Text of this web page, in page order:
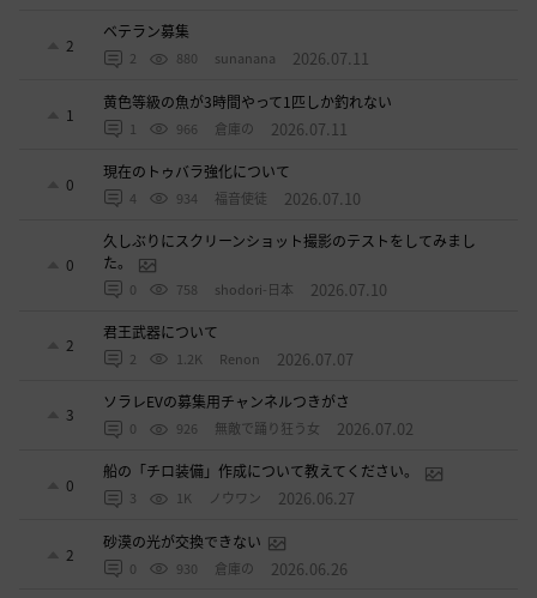
2
ベテラン募集
2 880 sunanana 2026.07.11
1
黄色等級の魚が3時間やって1匹しか釣れない
1 966 倉庫の 2026.07.11
0
現在のトゥバラ強化について
4 934 福音使徒 2026.07.10
0
久しぶりにスクリーンショット撮影のテストをしてみまし
た。
0 758 shodori-日本 2026.07.10
2
君王武器について
2 1.2K Renon 2026.07.07
3
ソラレEVの募集用チャンネルつきがさ
0 926 無敵で踊り狂う女 2026.07.02
0
船の「チロ装備」作成について教えてください。
3 1K ノウワン 2026.06.27
2
砂漠の光が交換できない
0 930 倉庫の 2026.06.26